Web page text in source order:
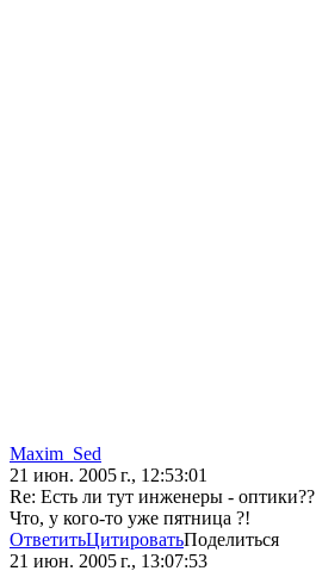
Maxim_Sed
21 июн. 2005 г., 12:53:01
Re: Есть ли тут инженеры - оптики??
Что, у кого-то уже пятница ?!
ОтветитьЦитироватьПоделиться
21 июн. 2005 г., 13:07:53